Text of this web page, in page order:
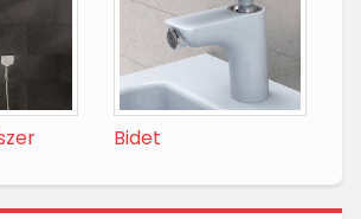
Bidet